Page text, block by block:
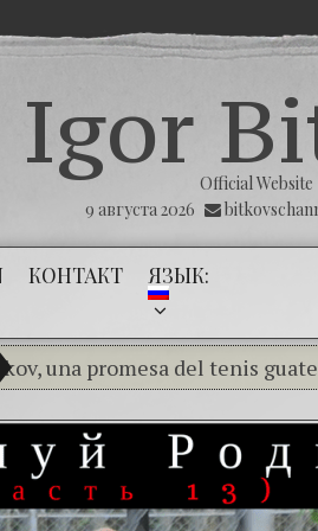
IgorOfficial Website
9 августа 2026
КОНТАКТ ЯЗЫК:
del tenis
La impunidad
Las Montañas Rusas –